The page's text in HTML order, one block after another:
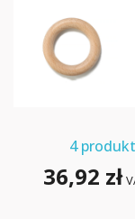
4
36,92 zł